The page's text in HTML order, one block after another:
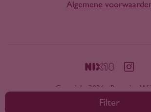
Filter
Algemene
Copyright 2026 - Rootring